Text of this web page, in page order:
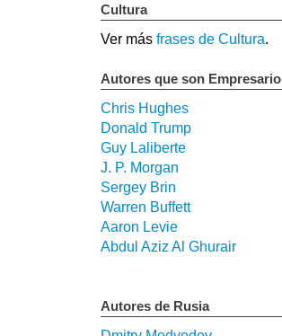
Cultura
Ver más frases de Cultura.
Autores que son Empresario
Chris Hughes
Donald Trump
Guy Laliberte
J. P. Morgan
Sergey Brin
Warren Buffett
Aaron Levie
Abdul Aziz Al Ghurair
Autores de Rusia